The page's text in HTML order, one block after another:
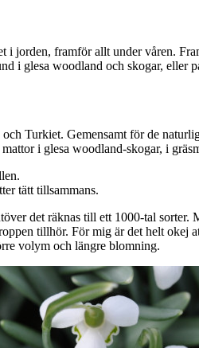
jorden, framför allt under våren.
i glesa woodland och skogar,
Turkiet. Gemensamt för de
i glesa woodland-skogar, i
tätt tillsammans.
det räknas till ett 1000-tal
tillhör. För mig är det helt
volym och längre blomning.